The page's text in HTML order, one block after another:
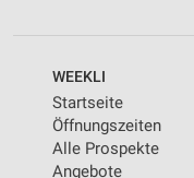
WEEKLI
Startseite
Öffnungszeiten
Alle Prospekte
Angebote